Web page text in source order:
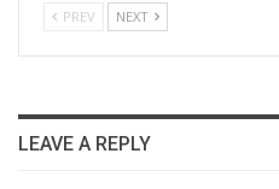
PREV NEXT
LEAVE A REPLY